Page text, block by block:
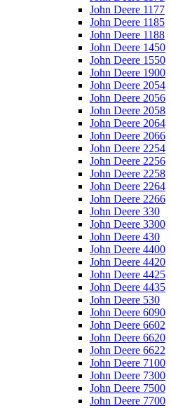
John Deere 1177
John Deere 1185
John Deere 1188
John Deere 1450
John Deere 1550
John Deere 1900
John Deere 2054
John Deere 2056
John Deere 2058
John Deere 2064
John Deere 2066
John Deere 2254
John Deere 2256
John Deere 2258
John Deere 2264
John Deere 2266
John Deere 330
John Deere 3300
John Deere 430
John Deere 4400
John Deere 4420
John Deere 4425
John Deere 4435
John Deere 530
John Deere 6090
John Deere 6602
John Deere 6620
John Deere 6622
John Deere 7100
John Deere 7300
John Deere 7500
John Deere 7700